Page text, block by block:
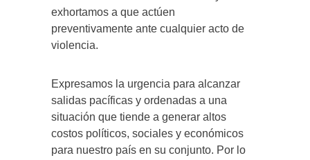
exhortamos a que actúen
preventivamente ante cualquier acto de
violencia.
Expresamos la urgencia para alcanzar
salidas pacíficas y ordenadas a una
situación que tiende a generar altos
costos políticos, sociales y económicos
para nuestro país en su conjunto. Por lo